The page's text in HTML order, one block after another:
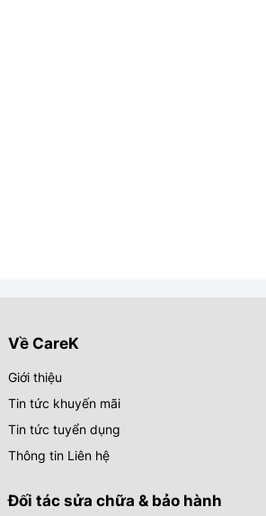
Về CareK
Giới thiệu
Tin tức khuyến mãi
Tin tức tuyển dụng
Thông tin Liên hệ
Đối tác sửa chữa & bảo hành